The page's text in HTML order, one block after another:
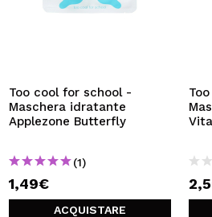
Creando un account su
acquisti velocemente, controllare
consultare le tue operazioni
CREARE UN
Too cool for school -
Maschera idratante
Applezone Butterfly
(1)
1,49€
ACQUISTARE